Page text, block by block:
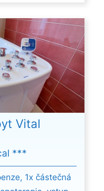
Vital
***
1x částečná